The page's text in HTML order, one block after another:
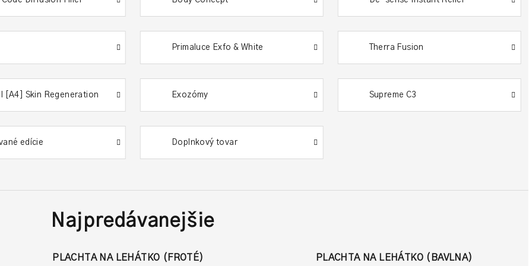
Primaluce Exfo & White Therra Fusion
[A4] Skin Regeneration Exozómy Supreme C3
edície Doplnkový tovar
Najpredávanejšie
PLACHTA NA LEHÁTKO (FROTÉ) PLACHTA NA LEHÁTKO (BAVLNA)